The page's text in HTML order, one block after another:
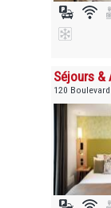
Séjours
120